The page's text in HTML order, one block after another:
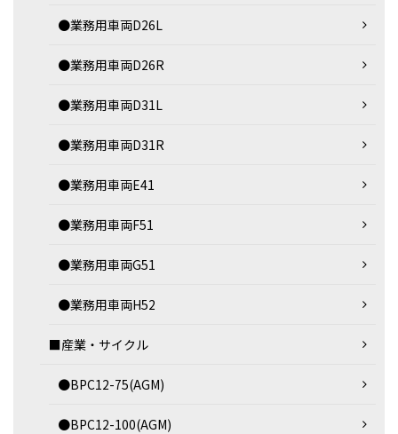
●業務用車両D26L
●業務用車両D26R
●業務用車両D31L
●業務用車両D31R
●業務用車両E41
●業務用車両F51
●業務用車両G51
●業務用車両H52
■産業・サイクル
●BPC12-75(AGM)
●BPC12-100(AGM)